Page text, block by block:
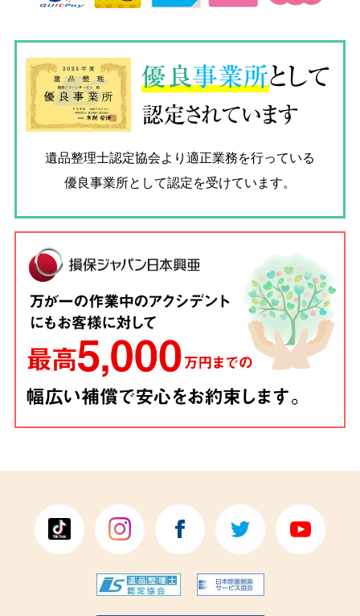
優良事業所として
認定されています
遺品整理士認定協会より適正業務を行っている
優良事業所として認定を受けています。